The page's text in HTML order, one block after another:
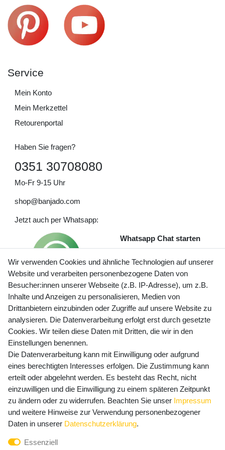
Service
Mein Konto
Mein Merkzettel
Retourenportal
Haben Sie fragen?
0351 30708080
Mo-Fr 9-15 Uhr
shop@banjado.com
Jetzt auch per Whatsapp:
Whatsapp Chat starten
Preisangaben inkl. gesetzl. MwSt. und zzgl. Service- und
Versandkosten
Newsletter Anmeldung - Keine Angebote
mehr verpassen!
E-MAIL **
Newsletter
Honig
Hiermit bestätige ich, dass ich dieDaten­schutz­erklärung
widerrufen.**
Wir verwenden Cookies und ähnliche Technologien auf unserer
Website und verarbeiten personenbezogene Daten von
Besucher:innen unserer Webseite (z.B. IP-Adresse), um z.B.
Inhalte und Anzeigen zu personalisieren, Medien von
Drittanbietern einzubinden oder Zugriffe auf unsere Website zu
analysieren. Die Datenverarbeitung erfolgt erst durch gesetzte
Cookies. Wir teilen diese Daten mit Dritten, die wir in den
Einstellungen benennen.
Die Datenverarbeitung kann mit Einwilligung oder aufgrund
eines berechtigten Interesses erfolgen. Die Zustimmung kann
erteilt oder abgelehnt werden. Es besteht das Recht, nicht
einzuwilligen und die Einwilligung zu einem späteren Zeitpunkt
zu ändern oder zu widerrufen. Beachten Sie unser Impressum
und weitere Hinweise zur Verwendung personenbezogener
Daten in unserer Daten­schutz­erklärung.
Essenziell